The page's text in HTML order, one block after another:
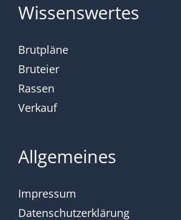
Wissenswertes
Brutpläne
Bruteier
Rassen
Verkauf
Allgemeines
Impressum
Datenschutzerklärung